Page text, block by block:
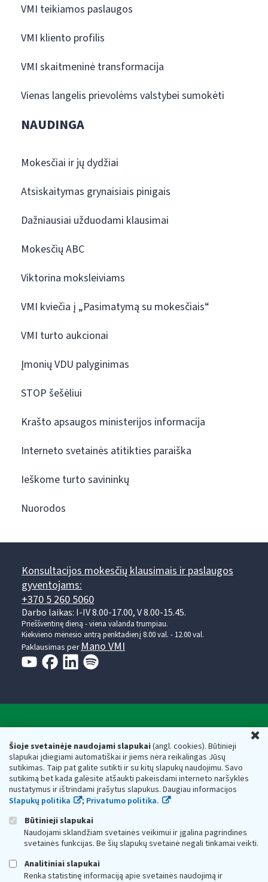
Šioje svetainėje naudojami slapukai(angl. cookies). Būtinieji
slapukai įdiegiami automatiškai ir jiems nėra reikalingas Jūsų
sutikimas. Taip pat galite sutikti ir su kitų slapukų naudojimu. Savo
sutikimą bet kada galėsite atšaukti pakeisdami interneto naršyklės
nustatymus ir ištrindami įrašytus slapukus. Daugiau informacijos
Slapukų politika
; Privatumo politika.
Būtinieji slapukai
Naudojami sklandžiam svetainės veikimui ir įgalina pagrindines
svetainės funkcijas. Be šių slapukų svetainė negali tinkamai veikti.
Analitiniai slapukai
Renka statistinę informaciją apie svetainės naudojimą ir
VMI teikiamos paslaugos
VMI kliento profilis
VMI skaitmeninė transformacija
Vienas langelis prievolėms valstybei sumokėti
NAUDINGA
Mokesčiai ir jų dydžiai
Atsiskaitymas grynaisiais pinigais
Dažniausiai užduodami klausimai
Mokesčių ABC
Viktorina moksleiviams
VMI kviečia į „Pasimatymą su mokesčiais“
VMI turto aukcionai
Įmonių VDU palyginimas
STOP šešėliui
Krašto apsaugos ministerijos informacija
Interneto svetainės atitikties paraiška
Ieškome turto savininkų
Nuorodos
Konsultacijos mokesčių klausimais ir paslaugos
gyventojams:
+370 5 260 5060
Darbo laikas: I-IV 8.00-17.00, V 8.00-15.45.
Prieššventinę dieną - viena valanda trumpiau.
Kiekvieno mėnesio antrą penktadienį 8.00 val. - 12.00 val.
Paklausimas per Mano VMI
Respublikos finansų ministerijos
Biudžetinė įstaiga. Juridinio asmens kodas — 188659752,
adresas: Vasario 16-osios g. 14, 01107 Vilnius, Lietuva, el.paštas:
vmi@vmi.lt, E. pristatymo dėžutės adresas 188659752
Duomenys apie Valstybinę mokesčių inspekciją prie Lietuvos
Respublikos finansų ministerijos kaupiami ir saugomi Juridinių